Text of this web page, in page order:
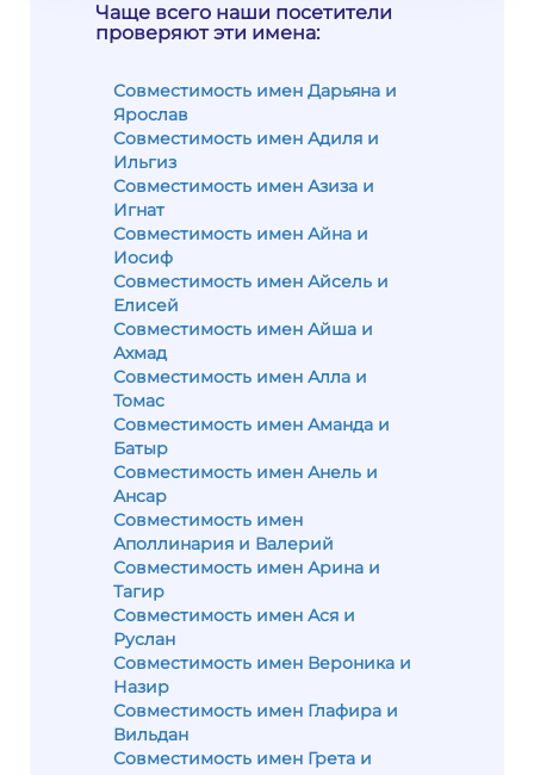
Чаще всего наши посетители
проверяют эти имена:
Совместимость имен Дарьяна и
Ярослав
Совместимость имен Адиля и
Ильгиз
Совместимость имен Азиза и
Игнат
Совместимость имен Айна и
Иосиф
Совместимость имен Айсель и
Елисей
Совместимость имен Айша и
Ахмад
Совместимость имен Алла и
Томас
Совместимость имен Аманда и
Батыр
Совместимость имен Анель и
Ансар
Совместимость имен
Аполлинария и Валерий
Совместимость имен Арина и
Тагир
Совместимость имен Ася и
Руслан
Совместимость имен Вероника и
Назир
Совместимость имен Глафира и
Вильдан
Совместимость имен Грета и